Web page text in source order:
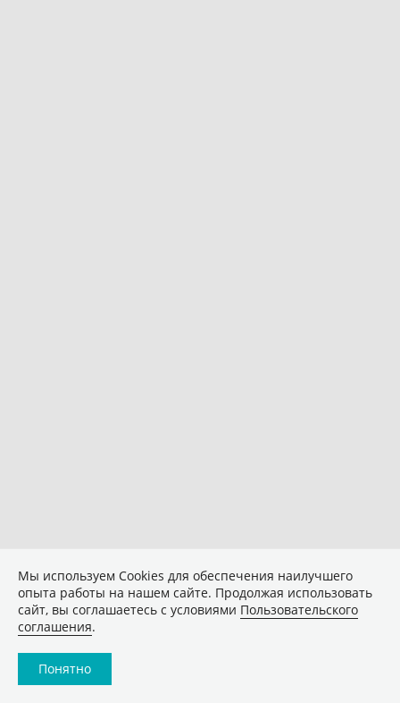
Мы используем Сookies для обеспечения наилучшего
опыта работы на нашем сайте. Продолжая использовать
сайт, вы соглашаетесь с условиями Пользовательского
соглашения.
Понятно